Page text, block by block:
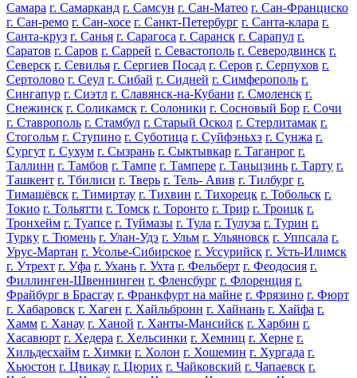
Самара г. Самарканд г. Самсун г. Сан-Матео г. Сан-Франциско
г. Сан-ремо г. Сан-хосе г. Санкт-Петербург г. Санта-клара г.
Санта-круз г. Санья г. Сарагоса г. Саранск г. Сарапул г.
Саратов г. Саров г. Саррей г. Севастополь г. Северодвинск г.
Северск г. Севилья г. Сергиев Посад г. Серов г. Серпухов г.
Сертолово г. Сеул г. Сибай г. Сидней г. Симферополь г.
Сингапур г. Сиэтл г. Славянск-на-Кубани г. Смоленск г.
Снежинск г. Соликамск г. Солоники г. Сосновый Бор г. Сочи
г. Ставрополь г. Стамбул г. Старый Оскол г. Стерлитамак г.
Стогольм г. Ступино г. Суботица г. Суйфэньхэ г. Сунжа г.
Сургут г. Сухум г. Сызрань г. Сыктывкар г. Таганрог г.
Таллинн г. Тамбов г. Тампе г. Тампере г. Таньцзинь г. Тарту г.
Ташкент г. Тбилиси г. Тверь г. Тель- Авив г. Тилбург г.
Тимашёвск г. Тимиртау г. Тихвин г. Тихорецк г. Тобольск г.
Токио г. Тольятти г. Томск г. Торонто г. Трир г. Троицк г.
Тронхейм г. Туапсе г. Туймазы г. Тула г. Тулуза г. Турин г.
Турку г. Тюмень г. Улан-Удэ г. Ульм г. Ульяновск г. Уппсала г.
Урус-Мартан г. Усолье-Сибирское г. Уссурийск г. Усть-Илимск
г. Утрехт г. Уфа г. Ухань г. Ухта г. Фельберт г. Феодосия г.
Филлинген-Швеннинген г. Фленсбург г. Флоренция г.
Фрайбург в Брасгау г. Франкфурт на майне г. Фрязино г. Фюрт
г. Хабаровск г. Хаген г. Хайльбронн г. Хайнань г. Хайфа г.
Хамм г. Ханау г. Ханой г. Ханты-Мансийск г. Харбин г.
Хасавюрт г. Хедера г. Хельсинки г. Хемниц г. Херне г.
Хильдесхайм г. Химки г. Холон г. Хошемин г. Хургада г.
Хьюстон г. Цвикау г. Цюрих г. Чайковский г. Чапаевск г.